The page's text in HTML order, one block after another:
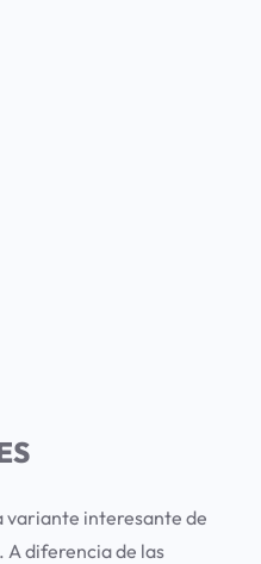
variante interesante de
A diferencia de las